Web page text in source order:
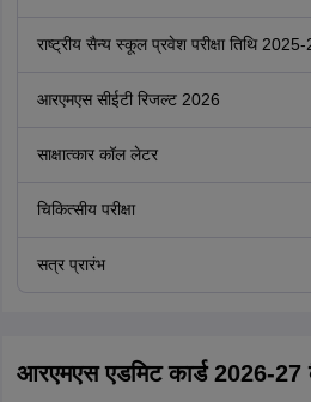
राष्ट्रीय सैन्य स्कूल प्रवेश परीक्षा तिथि
आरएमएस सीईटी रिजल्ट 2026
साक्षात्कार कॉल लेटर
चिकित्सीय परीक्षा
सत्र प्रारंभ
आरएमएस एडमिट कार्ड 2026-